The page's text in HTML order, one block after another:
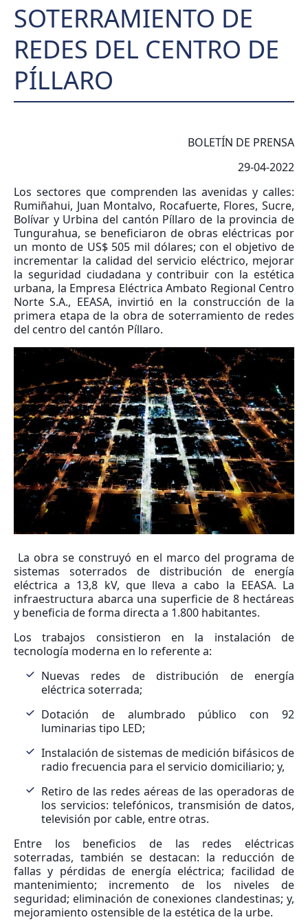
SOTERRAMIENTO DE
REDES DEL CENTRO DE
PÍLLARO
BOLETÍN DE PRENSA
29-04-2022
Los sectores que comprenden las avenidas y calles:
Rumiñahui, Juan Montalvo, Rocafuerte, Flores, Sucre,
Bolívar y Urbina del cantón Píllaro de la provincia de
Tungurahua, se beneficiaron de obras eléctricas por
un monto de US$ 505 mil dólares; con el objetivo de
incrementar la calidad del servicio eléctrico, mejorar
la seguridad ciudadana y contribuir con la estética
urbana, la Empresa Eléctrica Ambato Regional Centro
Norte S.A., EEASA, invirtió en la construcción de la
primera etapa de la obra de soterramiento de redes
del centro del cantón Píllaro.
La obra se construyó en el marco del programa de
sistemas soterrados de distribución de energía
eléctrica a 13,8 kV, que lleva a cabo la EEASA. La
infraestructura abarca una superficie de 8 hectáreas
y beneficia de forma directa a 1.800 habitantes.
Los trabajos consistieron en la instalación de
tecnología moderna en lo referente a:
Nuevas redes de distribución de energía
eléctrica soterrada;
Dotación de alumbrado público con 92
luminarias tipo LED;
Instalación de sistemas de medición bifásicos de
radio frecuencia para el servicio domiciliario; y,
Retiro de las redes aéreas de las operadoras de
los servicios: telefónicos, transmisión de datos,
televisión por cable, entre otras.
Entre los beneficios de las redes eléctricas
soterradas, también se destacan: la reducción de
fallas y pérdidas de energía eléctrica; facilidad de
mantenimiento; incremento de los niveles de
seguridad; eliminación de conexiones clandestinas; y,
mejoramiento ostensible de la estética de la urbe.